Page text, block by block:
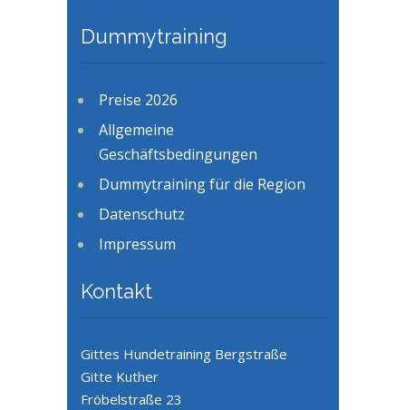
Dummytraining
Preise 2026
Allgemeine
Geschäftsbedingungen
Dummytraining für die Region
Datenschutz
Impressum
Kontakt
Gittes Hundetraining Bergstraße
Gitte Kuther
Fröbelstraße 23